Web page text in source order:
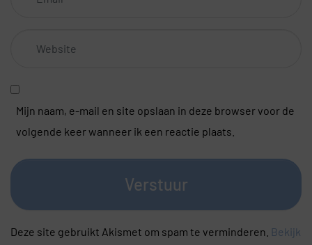
Mijn naam, e-mail en site opslaan in deze browser voor de
volgende keer wanneer ik een reactie plaats.
Verstuur
Deze site gebruikt Akismet om spam te verminderen. Bekijk